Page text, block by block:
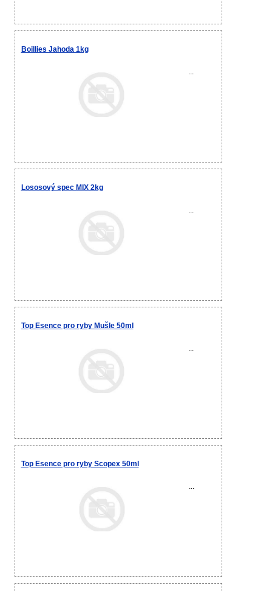
Boillies Jahoda 1kg
...
Lososový spec MIX 2kg
...
Top Esence pro ryby Mušle 50ml
...
Top Esence pro ryby Scopex 50ml
...